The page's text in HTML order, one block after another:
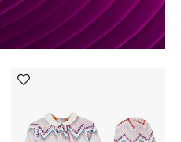
الهدايا
الموسم الجديد
ركن أناقة المنتجعات